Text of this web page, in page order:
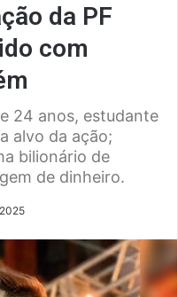
da PF
com
24 anos, estudante
alvo da ação;
bilionário de
de dinheiro.